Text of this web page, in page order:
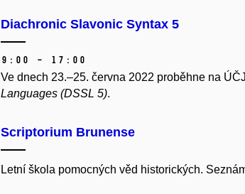
Diachronic Slavonic Syntax 5
9:00 – 17:00
Ve dnech 23.–25. června 2022 proběhne na
Languages (DSSL 5).
Scriptorium Brunense
Letní škola pomocných věd historických.